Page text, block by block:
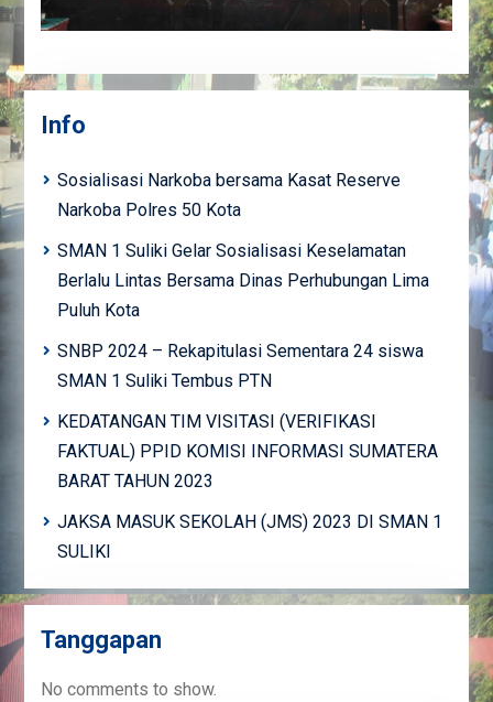
Info
Sosialisasi Narkoba bersama Kasat Reserve
Narkoba Polres 50 Kota
SMAN 1 Suliki Gelar Sosialisasi Keselamatan
Berlalu Lintas Bersama Dinas Perhubungan Lima
Puluh Kota
SNBP 2024 – Rekapitulasi Sementara 24 siswa
SMAN 1 Suliki Tembus PTN
KEDATANGAN TIM VISITASI (VERIFIKASI
FAKTUAL) PPID KOMISI INFORMASI SUMATERA
BARAT TAHUN 2023
JAKSA MASUK SEKOLAH (JMS) 2023 DI SMAN 1
SULIKI
Tanggapan
No comments to show.